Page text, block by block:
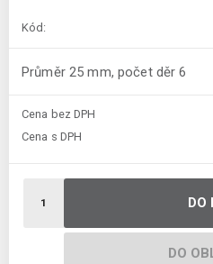
Kód:
Průměr 25 mm, počet děr 6
Cena bez DPH
Cena s DPH
DO
DO